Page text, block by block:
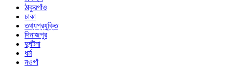
ঠাকুরগাঁও
ঢাকা
তথ্যপ্রযুক্তি
দিনাজপুর
দুর্ঘটনা
ধর্ম
নওগাঁ